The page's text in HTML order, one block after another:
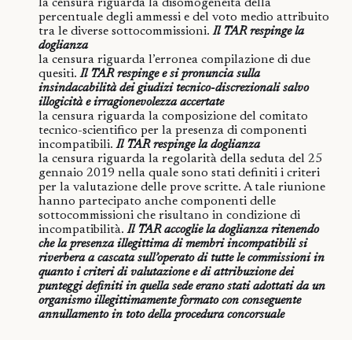
la censura riguarda la disomogeneità della
percentuale degli ammessi e del voto medio attribuito
tra le diverse sottocommissioni.Il TAR respinge la
doglianza
la censura riguarda l’erronea compilazione di due
quesiti.Il TAR respinge e si pronuncia sulla
insindacabilità dei giudizi tecnico-discrezionali salvo
illogicità e irragionevolezza accertate
la censura riguarda la composizione del comitato
tecnico-scientifico per la presenza di componenti
incompatibili.Il TAR respinge la doglianza
la censura riguarda la regolarità della seduta del 25
gennaio 2019 nella quale sono stati definiti i criteri
per la valutazione delle prove scritte. A tale riunione
hanno partecipato anche componenti delle
sottocommissioni che risultano in condizione di
incompatibilità.Il TAR accoglie la doglianza ritenendo
che la presenza illegittima di membri incompatibili si
riverbera a cascata sull’operato di tutte le commissioni in
quanto i criteri di valutazione e di attribuzione dei
punteggi definiti in quella sede erano stati adottati da un
organismo illegittimamente formato con conseguente
annullamento in toto della procedura concorsuale